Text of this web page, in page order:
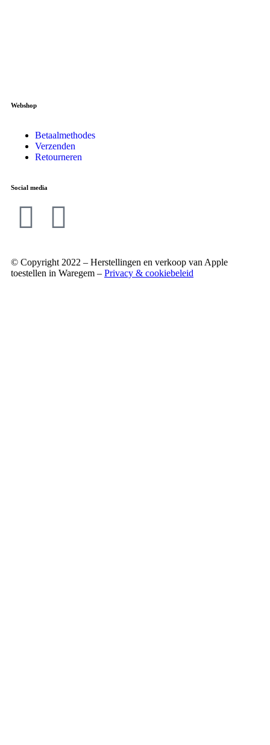
Webshop
Betaalmethodes
Verzenden
Retourneren
Social media
© Copyright 2022 – Herstellingen en verkoop van Apple
toestellen in Waregem – Privacy & cookiebeleid